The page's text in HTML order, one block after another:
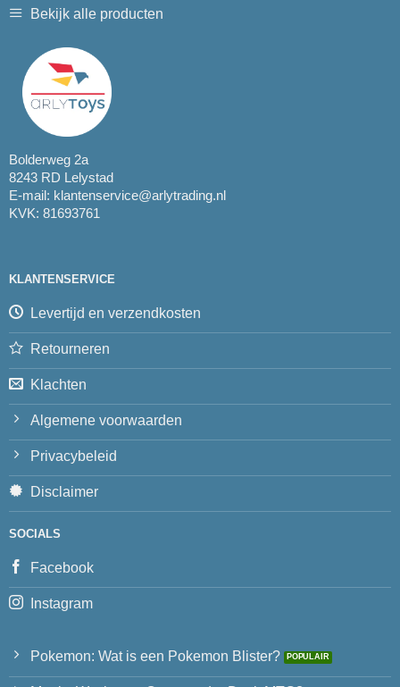
Bekijk alle producten
Bolderweg 2a
8243 RD Lelystad
E-mail: klantenservice@arlytrading.nl
KVK: 81693761
KLANTENSERVICE
Levertijd en verzendkosten
Retourneren
Klachten
Algemene voorwaarden
Privacybeleid
Disclaimer
SOCIALS
Facebook
Instagram
Pokemon: Wat is een Pokemon Blister?